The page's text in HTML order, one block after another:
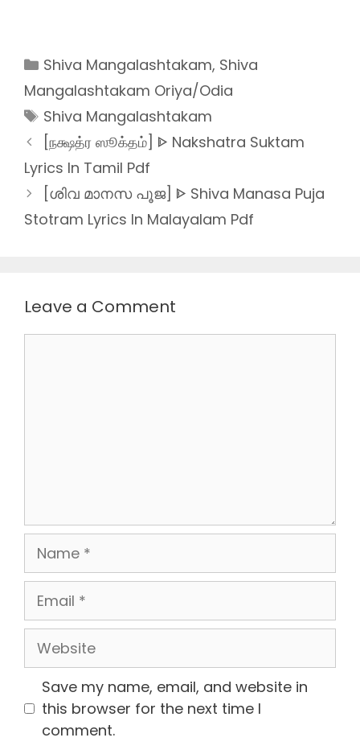
Categories
Shiva Mangalashtakam, Shiva
Mangalashtakam Oriya/Odia
Tags
Shiva Mangalashtakam
[நக்ஷத்ர ஸூக்தம்] ᐈ Nakshatra Suktam
Lyrics In Tamil Pdf
[ശിവ മാനസ പൂജ] ᐈ Shiva Manasa Puja
Stotram Lyrics In Malayalam Pdf
Leave a Comment
Name
Email
Website
Save my name, email, and website in
this browser for the next time I
comment.